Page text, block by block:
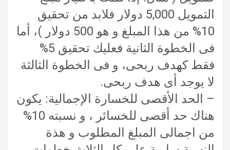
التمويل 5,000 دولار فلابد من تحقيق
10% من هذا المبلغ و هو 500 دولار )، أما
فى الخطوة الثانية فعليك تحقيق 5%
فقط كهدف ربحى، و فى الخطوة الثالثة
لا يوجد أى هدف ربحى.
– الحد الأقصى للخسارة الإجمالية: يكون
هناك حد أقصى للخسائر ، و نسبته 10%
من اجمالى المبلغ المطلوب و هذة